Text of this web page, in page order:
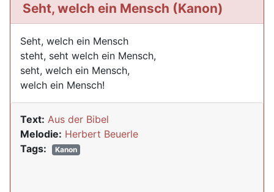
Seht, welch ein Mensch (Kanon)
Seht, welch ein Mensch
steht, seht welch ein Mensch,
seht, welch ein Mensch,
welch ein Mensch!
Text: Aus der Bibel
Melodie: Herbert Beuerle
Tags:
Kanon